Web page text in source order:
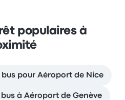
populaires à
bus pour Aéroport de Nice
à Aéroport de Genève